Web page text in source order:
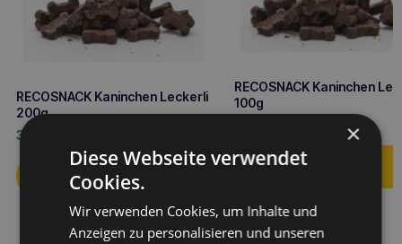
RECOSNACK Kaninchen Leckerli
200g
3,00
RECOSNACK Kaninchen
100g
×
Diese Webseite verwendet
Cookies.
Wir verwenden Cookies, um Inhalte und
Anzeigen zu personalisieren und unseren